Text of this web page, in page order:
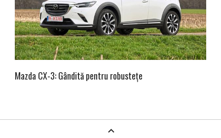
Mazda CX-3: Gândită pentru robustețe